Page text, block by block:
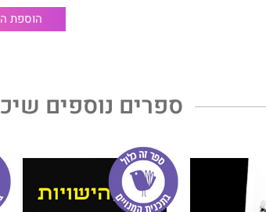
הכותבת במסתרים ובמחשכים, ולצד זה הייתה סוג של
בנפשה, המגשרת ומפצה על המרחק שיצרה עוד בחייה.
הוספת
ספרים נוספים